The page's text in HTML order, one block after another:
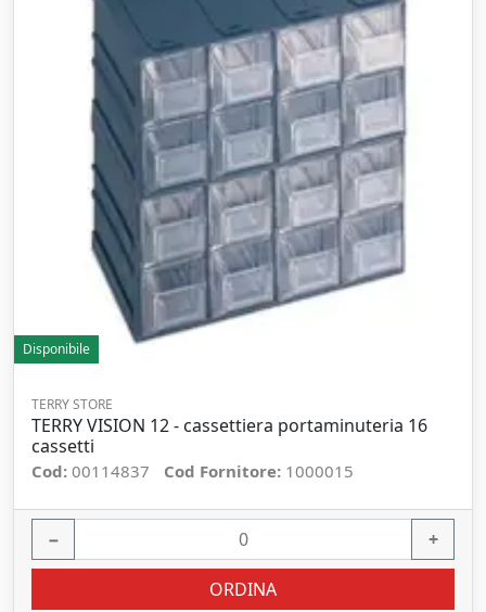
Disponibile
TERRY STORE
TERRY VISION 12 - cassettiera portaminuteria 16
cassetti
Cod: 00114837 Cod Fornitore: 1000015
− +
ORDINA